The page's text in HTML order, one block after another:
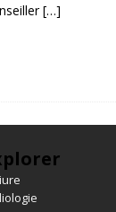
[…]